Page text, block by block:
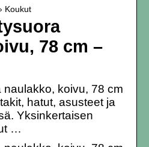
Koukut
78 cm –
koivu, 78 cm
hatut, asusteet ja
Yksinkertaisen
…